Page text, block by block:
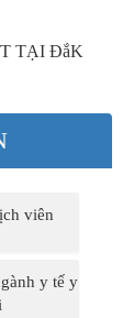
TẠI ĐắK
viên
y tế y